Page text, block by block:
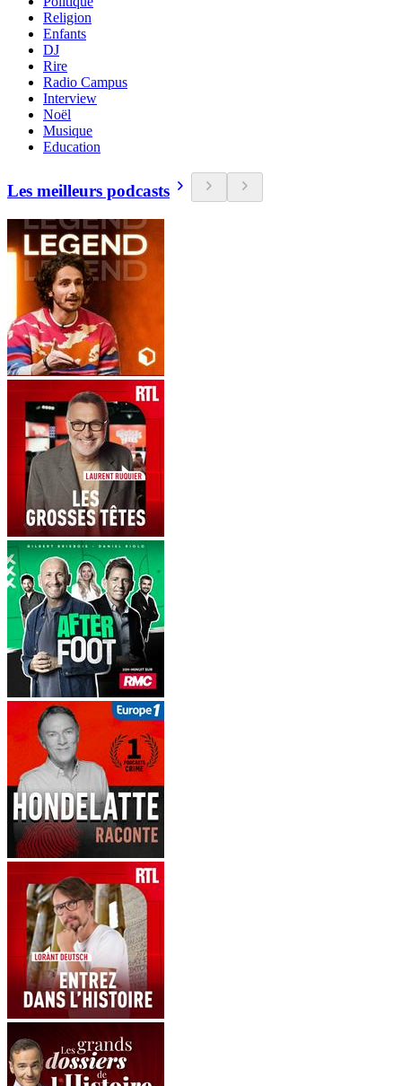
Religion
Enfants
DJ
Rire
Radio Campus
Interview
Noël
Musique
Education
Les meilleurs podcasts